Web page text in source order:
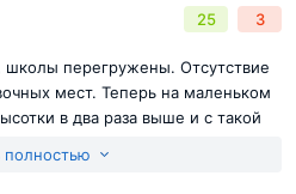
25 3
школы перегружены. Отсутствие
мест. Теперь на маленьком
в два раза выше и с такой
полностью